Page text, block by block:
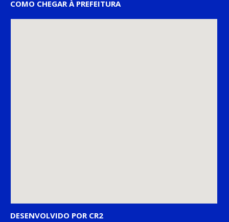
COMO CHEGAR À PREFEITURA
DESENVOLVIDO POR CR2